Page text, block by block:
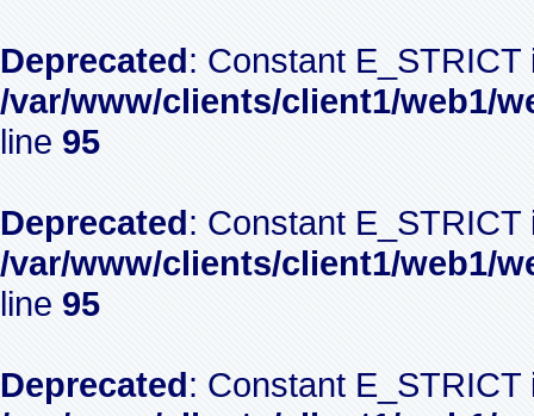
Deprecated: Constant
/var/www/clients/client1/web1/
line 95
Deprecated: Constant
/var/www/clients/client1/web1/
line 95
Deprecated: Constant